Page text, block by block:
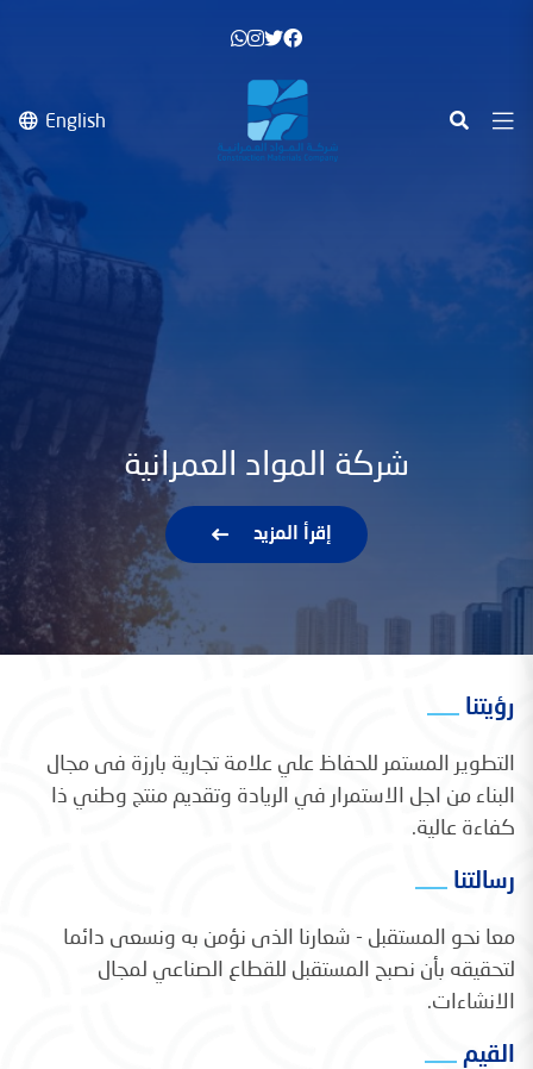
English
شركة المواد العمرانية
إقرأ المزيد
رؤيتنا
التطوير المستمر للحفاظ علي علامة تجارية بارزة فى مجال
البناء من اجل الاستمرار في الريادة وتقديم منتج وطني ذا
كفاءة عالية.
رسالتنا
معا نحو المستقبل - شعارنا الذى نؤمن به ونسعى دائما
لتحقيقه بأن نصبح المستقبل للقطاع الصناعي لمجال
الانشاءات.
القيم